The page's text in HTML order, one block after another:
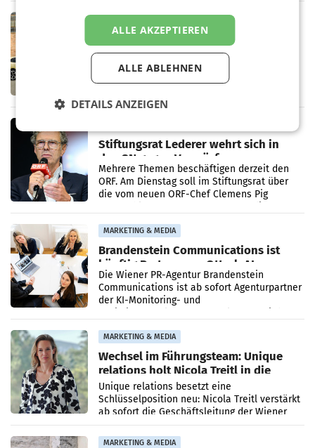
Bundeskartellanwalt
Rekordergebnis im Juli: Leapmotor
verdoppelt Auslieferungen und
überschreitet die 100.000er-Marke
– Im Juli 2026 erreichte Leapmotor einen
wichtigen Meilenstein und lieferte weltweit
Ergebnis gegenüber Juli 2025 mehr als
Stiftungsrat Lederer wehrt sich in
den SN gegen Vorwürfe
Mehrere Themen beschäftigen derzeit den
ORF. Am Dienstag soll im Stiftungsrat über
die vom neuen ORF-Chef Clemens Pig
MARKETING & MEDIA
Brandenstein Communications ist
künftig Partner von OtterlyAI
Die Wiener PR-Agentur Brandenstein
Communications ist ab sofort Agenturpartner
der KI-Monitoring- und
MARKETING & MEDIA
Wechsel im Führungsteam: Unique
relations holt Nicola Treitl in die
Geschäftsleitung
Unique relations besetzt eine
Schlüsselposition neu: Nicola Treitl verstärkt
ab sofort die Geschäftsleitung der Wiener
PR-Agentur an der Seite von Josef Kalina und
Anna Kalina-Mahr.
MARKETING & MEDIA
ALLE AKZEPTIEREN
ALLE ABLEHNEN
DETAILS ANZEIGEN